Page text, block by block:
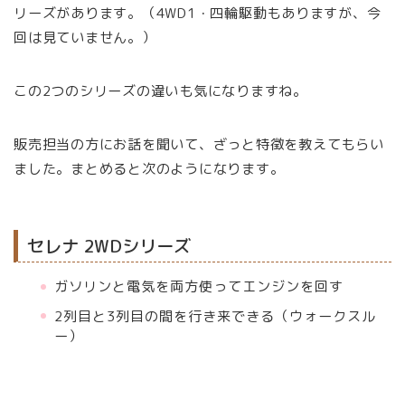
リーズがあります。（4WD1・四輪駆動もありますが、今
回は見ていません。）
この2つのシリーズの違いも気になりますね。
販売担当の方にお話を聞いて、ざっと特徴を教えてもらい
ました。まとめると次のようになります。
セレナ 2WDシリーズ
ガソリンと電気を両方使ってエンジンを回す
2列目と3列目の間を行き来できる（ウォークスル
ー）